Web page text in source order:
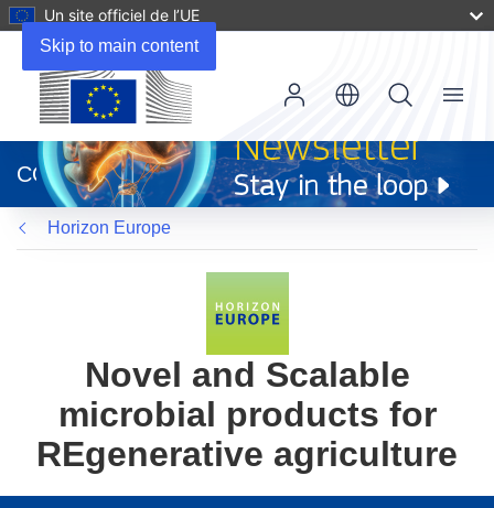
Skip to main content
Un site officiel de l’UE
dans
une
nouvelle
fenêtre)
CORDIS
Menu
Horizon Europe
Novel and Scalable
microbial products for
REgenerative agriculture